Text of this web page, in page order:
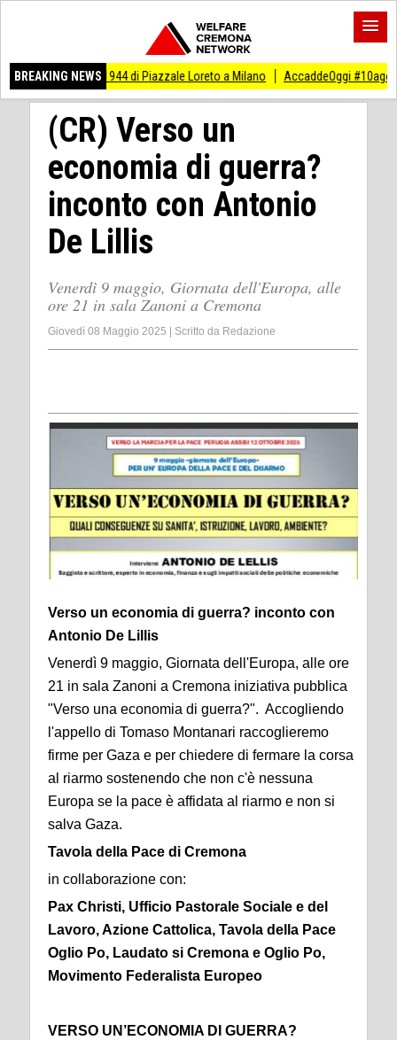
BREAKING NEWS
1944 di Piazzale Loreto a Milano AccaddeOggi #10agosto Eccidio di 15
(CR) Verso un
economia di guerra?
inconto con Antonio
De Lillis
Venerdì 9 maggio, Giornata dell'Europa, alle
ore 21 in sala Zanoni a Cremona
Giovedì 08 Maggio 2025 Scritto da Redazione
Verso un economia di guerra? inconto con
Antonio De Lillis
Venerdì 9 maggio, Giornata dell'Europa, alle ore
21 in sala Zanoni a Cremona iniziativa pubblica
"Verso una economia di guerra?". Accogliendo
l'appello di Tomaso Montanari raccoglieremo
firme per Gaza e per chiedere di fermare la corsa
al riarmo sostenendo che non c'è nessuna
Europa se la pace è affidata al riarmo e non si
salva Gaza.
Tavola della Pace di Cremona
in collaborazione con:
Pax Christi, Ufficio Pastorale Sociale e del
Lavoro, Azione Cattolica, Tavola della Pace
Oglio Po, Laudato si Cremona e Oglio Po,
Movimento Federalista Europeo
VERSO UN’ECONOMIA DI GUERRA?